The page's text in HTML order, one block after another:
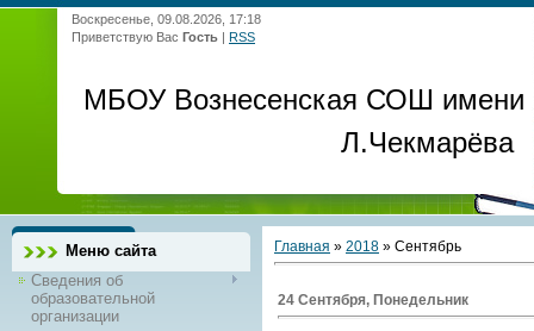
Воскресенье, 09.08.2026, 17:18
Приветствую Вас Гость | RSS
МБОУ Вознесенская СОШ имени
Л.Чекмарёва
Меню сайта
Сведения об
образовательной
организации
Главная » 2018 » Сентябрь
24 Сентября, Понедельник